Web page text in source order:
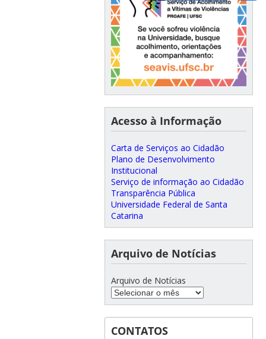
Acesso à Informação
Carta de Serviços ao Cidadão
Plano de Desenvolvimento
Institucional
Serviço de informação ao Cidadão
Transparência Pública
Universidade Federal de Santa
Catarina
Arquivo de Notícias
Arquivo de Notícias
CONTATOS